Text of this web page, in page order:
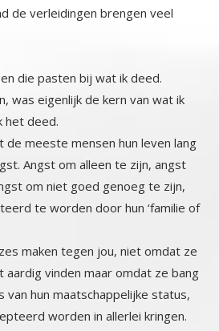
de verleidingen brengen veel
die pasten bij wat ik deed.
was eigenlijk de kern van wat ik
het deed.
meeste mensen hun leven lang
Angst om alleen te zijn, angst
om niet goed genoeg te zijn,
te worden door hun ‘familie of
maken tegen jou, niet omdat ze
vinden maar omdat ze bang
van hun maatschappelijke status,
worden in allerlei kringen.